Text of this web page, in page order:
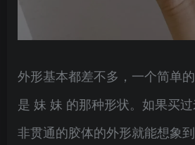
外形基本都差不多，一个简单
是 妹 妹 的那种形状。如果买
非贯通的胶体的外形就能想象到